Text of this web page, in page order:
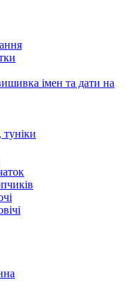
імен та дати на